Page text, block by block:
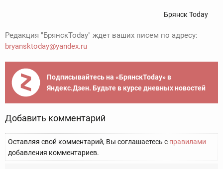
Брянск Today
Редакция "БрянскToday" ждет ваших писем по адресу:
bryansktoday@yandex.ru
Подписывайтесь на «БрянскToday» в
Яндекс.Дзен. Будьте в курсе дневных новостей
Добавить комментарий
Оставляя свой комментарий, Вы соглашаетесь с правилами
добавления комментариев.